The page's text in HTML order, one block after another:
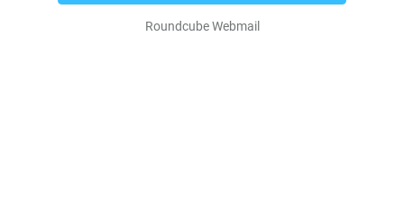
Roundcube Webmail